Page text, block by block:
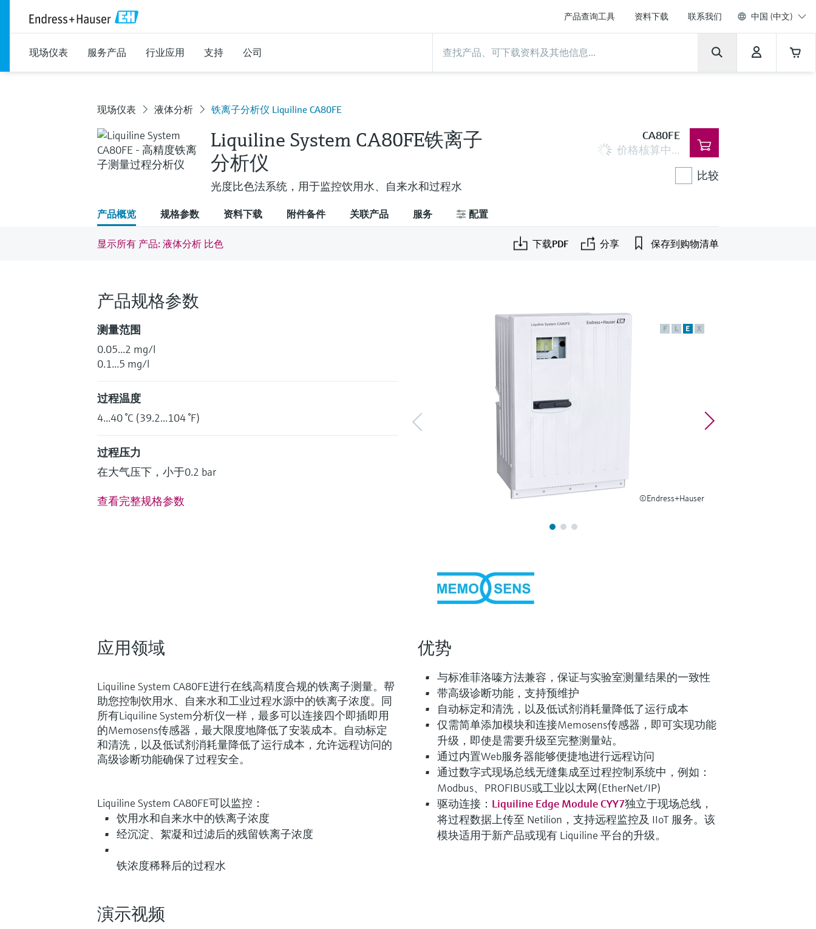
产品查询工具 资料下载 联系我们 中国 (中文)
现场仪表 服务产品 行业应用 支持 公司
现场仪表 液体分析 铁离子分析仪 Liquiline CA80FE
Liquiline System CA80FE铁离子
分析仪
光度比色法系统，用于监控饮用水、自来水和过程水
CA80FE
价格核算中…
比较
产品概览 规格参数 资料下载 附件备件 关联产品 服务 配置
显示所有 产品: 液体分析 比色 下载PDF 分享 保存到购物清单
F L E X
©Endress+Hauser
产品规格参数
测量范围
0.05...2 mg/l
0.1...5 mg/l
过程温度
4...40 °C (39.2...104 °F)
过程压力
在大气压下，小于0.2 bar
查看完整规格参数
应用领域
Liquiline System CA80FE进行在线高精度合规的铁离子测量。帮
助您控制饮用水、自来水和工业过程水源中的铁离子浓度。同
所有Liquiline System分析仪一样，最多可以连接四个即插即用
的Memosens传感器，最大限度地降低了安装成本。自动标定
和清洗，以及低试剂消耗量降低了运行成本，允许远程访问的
高级诊断功能确保了过程安全。
Liquiline System CA80FE可以监控：
饮用水和自来水中的铁离子浓度
经沉淀、絮凝和过滤后的残留铁离子浓度
铁浓度稀释后的过程水
优势
与标准菲洛嗪方法兼容，保证与实验室测量结果的一致性
带高级诊断功能，支持预维护
自动标定和清洗，以及低试剂消耗量降低了运行成本
仅需简单添加模块和连接Memosens传感器，即可实现功能
升级，即使是需要升级至完整测量站。
通过内置Web服务器能够便捷地进行远程访问
通过数字式现场总线无缝集成至过程控制系统中，例如：
Modbus、PROFIBUS或工业以太网(EtherNet/IP)
驱动连接： Liquiline Edge Module CYY7独立于现场总线，
将过程数据上传至 Netilion，支持远程监控及 IIoT 服务。该
模块适用于新产品或现有 Liquiline 平台的升级。
演示视频